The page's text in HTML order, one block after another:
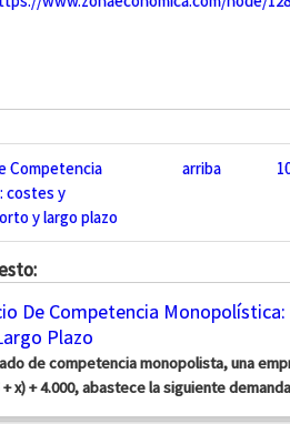
Competencia
costes y
y largo plazo
arriba
De Competencia
Plazo
de competencia monopolista, una
+ x) + 4.000, abastece la siguiente